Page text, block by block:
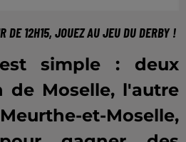
12H15, JOUEZ AU JEU DU DERBY !
simple : deux
de Moselle, l'autre
et-Moselle,